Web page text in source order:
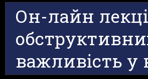
Он-лайн
важливість у